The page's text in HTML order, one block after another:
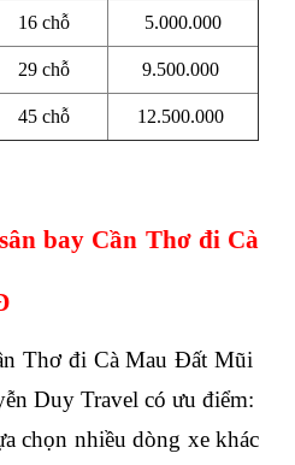
16 chỗ
5.000.000
29 chỗ
9.500.000
45 chỗ 12.500.000
bay Cần Thơ đi Cà
Thơ đi Cà Mau Đất Mũi
Duy Travel có ưu điểm:
chọn nhiều dòng xe khác